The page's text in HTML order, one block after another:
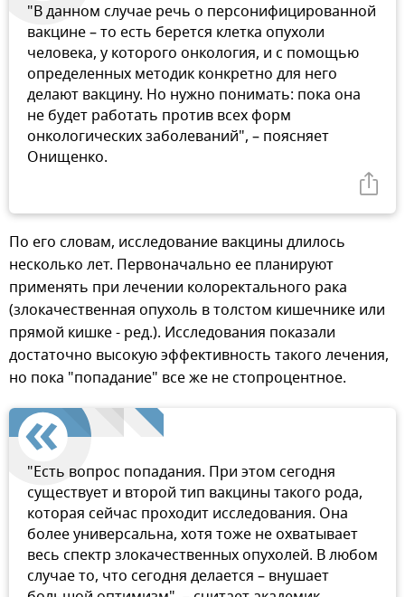
"В данном случае речь о персонифицированной
вакцине – то есть берется клетка опухоли
человека, у которого онкология, и с помощью
определенных методик конкретно для него
делают вакцину. Но нужно понимать: пока она
не будет работать против всех форм
онкологических заболеваний", – поясняет
Онищенко.
По его словам, исследование вакцины длилось
несколько лет. Первоначально ее планируют
применять при лечении колоректального рака
(злокачественная опухоль в толстом кишечнике или
прямой кишке - ред.). Исследования показали
достаточно высокую эффективность такого лечения,
но пока "попадание" все же не стопроцентное.
"Есть вопрос попадания. При этом сегодня
существует и второй тип вакцины такого рода,
которая сейчас проходит исследования. Она
более универсальна, хотя тоже не охватывает
весь спектр злокачественных опухолей. В любом
случае то, что сегодня делается – внушает